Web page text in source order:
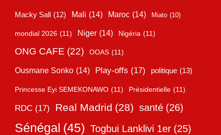
Macky Sall (12) Mali (14) Maroc (14) Miato (10)
mondial 2026 (11) Niger (14) Nigéria (11)
ONG CAFE (22) OOAS (11)
Ousmane Sonko (14) Play-offs (17) politique (13)
Princesse Eyi SEMEKONAWO (11) Présidentielle (11)
RDC (17) Real Madrid (28) santé (26)
Sénégal (45) Togbui Lanklivi 1er (25)